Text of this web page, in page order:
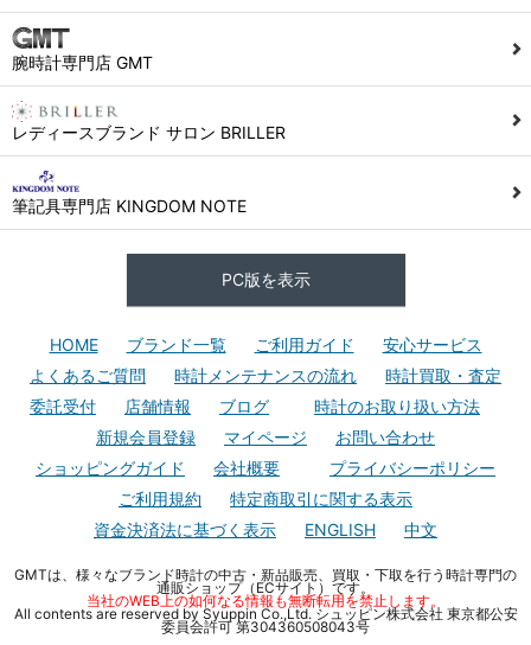
腕時計専門店 GMT
レディースブランド サロン BRILLER
筆記具専門店 KINGDOM NOTE
PC版を表示
HOME ブランド一覧 ご利用ガイド
安心サービス
よくあるご質問
時計メンテナンスの流れ
時計買取・査定
委託受付
店舗情報 ブログ
時計のお取り扱い方法
新規会員登録
マイページ
お問い合わせ
ショッピングガイド
会社概要
プライバシーポリシー
ご利用規約
特定商取引に関する表示
資金決済法に基づく表示
ENGLISH 中文
GMTは、様々なブランド時計の中古・新品販売、買取・下取を行う時計専門の
通販ショップ（ECサイト）です。
当社のWEB上の如何なる情報も無断転用を禁止します。
All contents are reserved by Syuppin Co.,Ltd. シュッピン株式会社 東京都公安
委員会許可 第304360508043号